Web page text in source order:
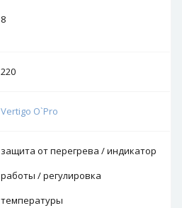
8
220
Vertigo O`Pro
защита от перегрева / индикатор
работы / регулировка
температуры